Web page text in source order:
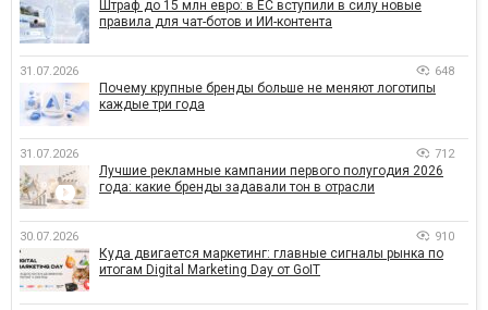
Штраф до 15 млн евро: в ЕС вступили в силу новые
правила для чат-ботов и ИИ-контента
31.07.2026 648
Почему крупные бренды больше не меняют логотипы
каждые три года
31.07.2026 712
Лучшие рекламные кампании первого полугодия 2026
года: какие бренды задавали тон в отрасли
30.07.2026 910
Куда двигается маркетинг: главные сигналы рынка по
итогам Digital Marketing Day от GoIT